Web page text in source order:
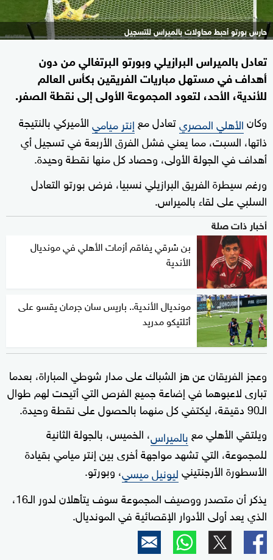
حارس بورتو أحبط محاولات بالميراس للتسجيل
تعادل بالميراس البرازيلي وبورتو البرتغالي من دون
أهداف في مستهل مباريات الفريقين بكأس العالم
للأندية، الأحد، لتعود المجموعة الأولى إلى نقطة الصفر.
وكانالأهلي المصريتعادل مع إنتر مياميالأميركي بالنتيجة
ذاتها، السبت، مما يعني فشل الفرق الأربعة في تسجيل أي
أهداف في الجولة الأولى، وحصاد كل منها نقطة وحيدة.
ورغم سيطرة الفريق البرازيلي نسبيا، فرض بورتو التعادل
السلبي على لقاء بالميراس.
أخبار ذات صلة
بن شرقي يفاقم أزمات الأهلي في مونديال
الأندية
مونديال الأندية.. باريس سان جرمان يقسو على
أتلتيكو مدريد
وعجز الفريقان عن هز الشباك على مدار شوطي المباراة، بعدما
تبارى لاعبوهما في إضاعة جميع الفرص التي أتيحت لهم طوال
الـ90 دقيقة، ليكتفي كل منهما بالحصول على نقطة وحيدة.
ويلتقي الأهلي مع بالميراس، الخميس، بالجولة الثانية
للمجموعة، التي تشهد مواجهة أخرى بين إنتر ميامي بقيادة
الأسطورة الأرجنتينيليونيل ميسي، وبورتو.
يذكر أن متصدر ووصيف المجموعة سوف يتأهلان لدور الـ16،
الذي يعد أولى الأدوار الإقصائية في المونديال.